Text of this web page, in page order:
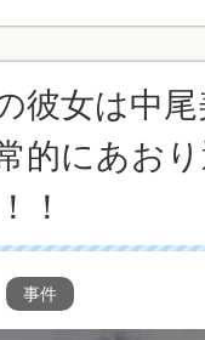
彼女は中
的にあお
！
事件